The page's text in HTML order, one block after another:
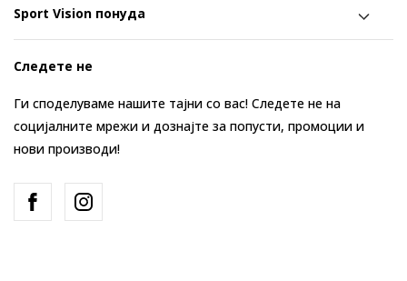
Sport Vision понуда
Следете не
Ги споделуваме нашите тајни со вас! Следете не на
социјалните мрежи и дознајте за попусти, промоции и
нови производи!